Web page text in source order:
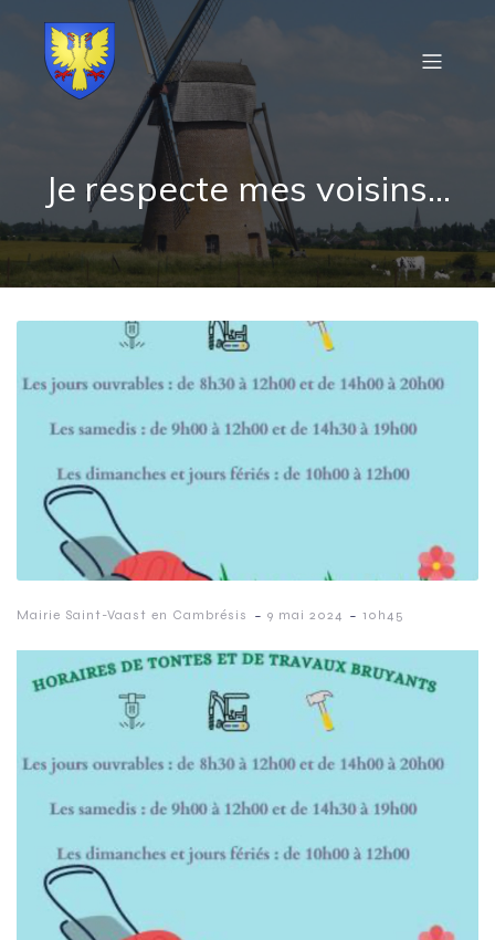
Je respecte mes voisins…
Mairie Saint-Vaast en Cambrésis - 9 mai 2024 - 10h45